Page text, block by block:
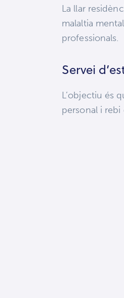
La llar
malaltia
professionals.
Servei
L’objectiu és
personal i